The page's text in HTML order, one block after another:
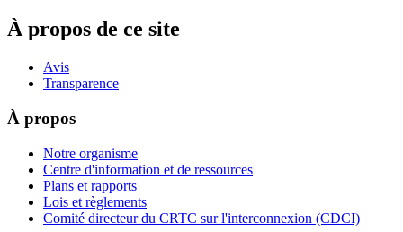
À propos de ce site
Avis
Transparence
À propos
Notre organisme
Centre d'information et de ressources
Plans et rapports
Lois et règlements
Comité directeur du CRTC sur l'interconnexion (CDCI)